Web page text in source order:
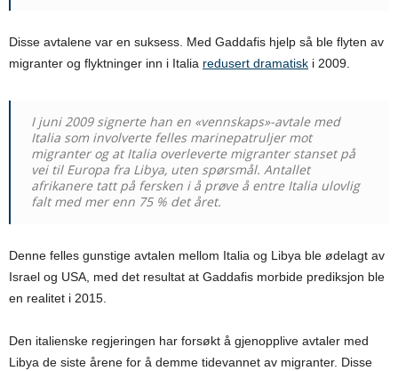
Disse avtalene var en suksess. Med Gaddafis hjelp så ble flyten av
migranter og flyktninger inn i Italia redusert dramatisk i 2009.
I juni 2009 signerte han en «vennskaps»-avtale med
Italia som involverte felles marinepatruljer mot
migranter og at Italia overleverte migranter stanset på
vei til Europa fra Libya, uten spørsmål. Antallet
afrikanere tatt på fersken i å prøve å entre Italia ulovlig
falt med mer enn 75 % det året.
Denne felles gunstige avtalen mellom Italia og Libya ble ødelagt av
Israel og USA, med det resultat at Gaddafis morbide prediksjon ble
en realitet i 2015.
Den italienske regjeringen har forsøkt å gjenopplive avtaler med
Libya de siste årene for å demme tidevannet av migranter. Disse